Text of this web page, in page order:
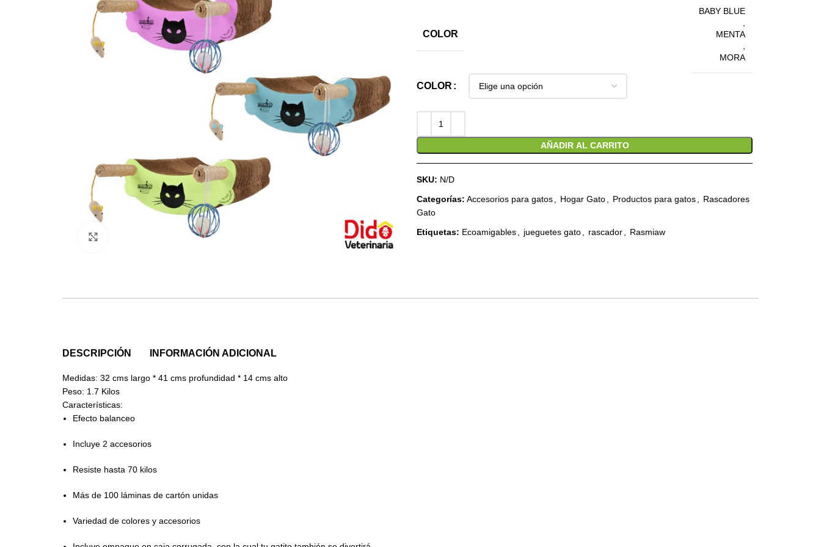
COLOR
BABY BLUE
MENTA
MORA
COLOR
AÑADIR AL CARRITO
SKU: N/D
Categorías: Accesorios para gatos Hogar Gato Productos para gatos
Rascadores
Gato
Etiquetas: Ecoamigables jueguetes gato rascador Rasmiaw
DESCRIPCIÓN INFORMACIÓN ADICIONAL
Medidas: 32 cms largo * 41 cms profundidad * 14 cms alto
Peso: 1.7 Kilos
Características:
Efecto balanceo
Incluye 2 accesorios
Resiste hasta 70 kilos
Más de 100 láminas de cartón unidas
Variedad de colores y accesorios